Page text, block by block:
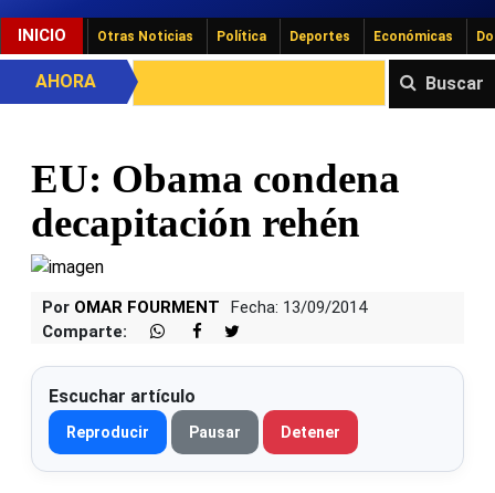
INICIO Otras Noticias Política Deportes Económicas
Buscar
AHORA
EU: Obama condena
decapitación rehén
Por OMAR FOURMENT
Fecha: 13/09/2014
Comparte:
Escuchar artículo
Reproducir Pausar Detener